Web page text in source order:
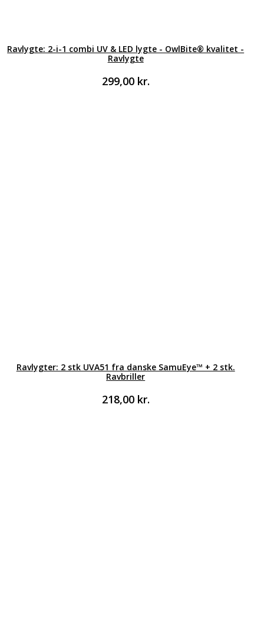
Ravlygte: 2-i-1 combi UV & LED lygte - OwlBite® kvalitet -
Ravlygte
299,00 kr.
Ravlygter: 2 stk UVA51 fra danske SamuEye™ + 2 stk.
Ravbriller
218,00 kr.